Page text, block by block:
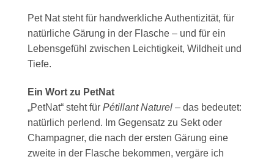
Pet Nat steht für handwerkliche Authentizität, für
natürliche Gärung in der Flasche – und für ein
Lebensgefühl zwischen Leichtigkeit, Wildheit und
Tiefe.
Ein Wort zu PetNat
„PetNat“ steht für Pétillant Naturel – das bedeutet:
natürlich perlend. Im Gegensatz zu Sekt oder
Champagner, die nach der ersten Gärung eine
zweite in der Flasche bekommen, vergäre ich